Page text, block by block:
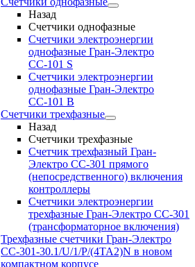
Назад
Счетчики однофазные
Счетчики электроэнергии
однофазные Гран-Электро
СС-101 S
Счетчики электроэнергии
однофазные Гран-Электро
СС-101 B
Счетчики трехфазные
Назад
Счетчики трехфазные
Счетчик трехфазный Гран-
Электро CC-301 прямого
(непосредственного) включения
контроллеры
Счетчики электроэнергии
трехфазные Гран-Электро CC-301
(трансформаторное включения)
Трехфазные счетчики Гран-Электро
СС-301-30.1/U/1/P/(4TA2)N в новом
компактном корпусе